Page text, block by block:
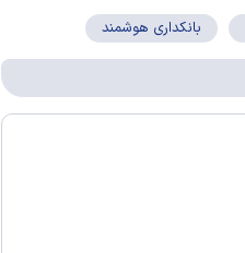
بانکداری هوشمند